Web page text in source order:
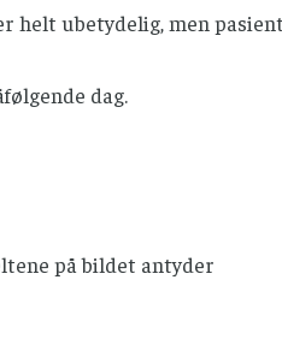
helt ubetydelig, men
dag.
på bildet antyder